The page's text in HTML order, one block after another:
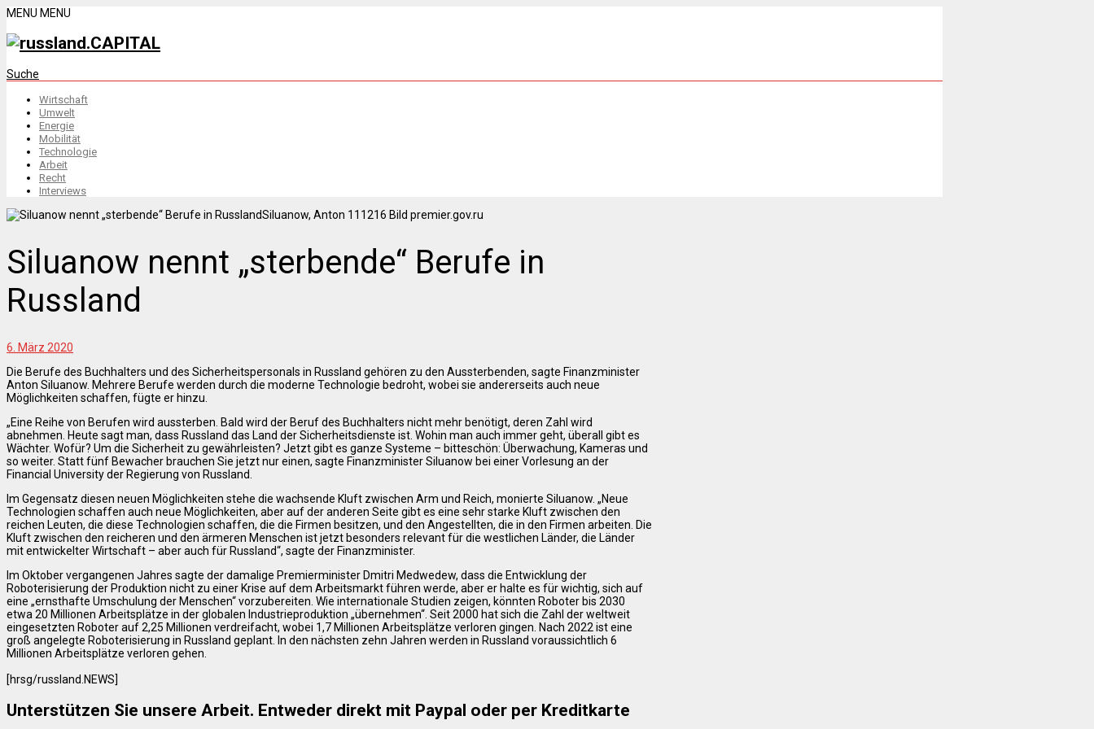
MENU MENU
Suche
Wirtschaft
Umwelt
Energie
Mobilität
Technologie
Arbeit
Recht
Interviews
Siluanow, Anton 111216 Bild premier.gov.ru
Siluanow nennt „sterbende“ Berufe in
Russland
6. März 2020
Die Berufe des Buchhalters und des Sicherheitspersonals in Russland gehören zu den Aussterbenden, sagte Finanzminister
Anton Siluanow. Mehrere Berufe werden durch die moderne Technologie bedroht, wobei sie andererseits auch neue
Möglichkeiten schaffen, fügte er hinzu.
„Eine Reihe von Berufen wird aussterben. Bald wird der Beruf des Buchhalters nicht mehr benötigt, deren Zahl wird
abnehmen. Heute sagt man, dass Russland das Land der Sicherheitsdienste ist. Wohin man auch immer geht, überall gibt es
Wächter. Wofür? Um die Sicherheit zu gewährleisten? Jetzt gibt es ganze Systeme – bitteschön: Überwachung, Kameras und
so weiter. Statt fünf Bewacher brauchen Sie jetzt nur einen, sagte Finanzminister Siluanow bei einer Vorlesung an der
Financial University der Regierung von Russland.
Im Gegensatz diesen neuen Möglichkeiten stehe die wachsende Kluft zwischen Arm und Reich, monierte Siluanow. „Neue
Technologien schaffen auch neue Möglichkeiten, aber auf der anderen Seite gibt es eine sehr starke Kluft zwischen den
reichen Leuten, die diese Technologien schaffen, die die Firmen besitzen, und den Angestellten, die in den Firmen arbeiten. Die
Kluft zwischen den reicheren und den ärmeren Menschen ist jetzt besonders relevant für die westlichen Länder, die Länder
mit entwickelter Wirtschaft – aber auch für Russland“, sagte der Finanzminister.
Im Oktober vergangenen Jahres sagte der damalige Premierminister Dmitri Medwedew, dass die Entwicklung der
Roboterisierung der Produktion nicht zu einer Krise auf dem Arbeitsmarkt führen werde, aber er halte es für wichtig, sich auf
eine „ernsthafte Umschulung der Menschen“ vorzubereiten. Wie internationale Studien zeigen, könnten Roboter bis 2030
etwa 20 Millionen Arbeitsplätze in der globalen Industrieproduktion „übernehmen“. Seit 2000 hat sich die Zahl der weltweit
eingesetzten Roboter auf 2,25 Millionen verdreifacht, wobei 1,7 Millionen Arbeitsplätze verloren gingen. Nach 2022 ist eine
groß angelegte Roboterisierung in Russland geplant. In den nächsten zehn Jahren werden in Russland voraussichtlich 6
Millionen Arbeitsplätze verloren gehen.
[hrsg/russland.NEWS]
Unterstützen Sie unsere Arbeit. Entweder direkt mit Paypal oder per Kreditkarte